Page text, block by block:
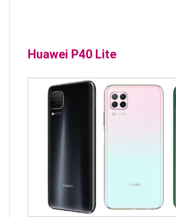
Huawei P40 Lite